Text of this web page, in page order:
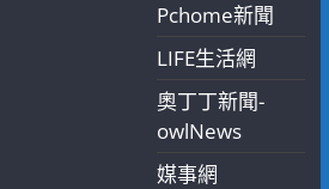
Pchome新聞
LIFE生活網
奧丁丁新聞-
owlNews
媒事網